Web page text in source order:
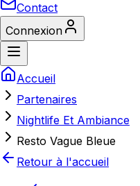
Contact
Connexion
Accueil
Partenaires
Nightlife Et Ambiance
Resto Vague Bleue
Retour à l'accueil